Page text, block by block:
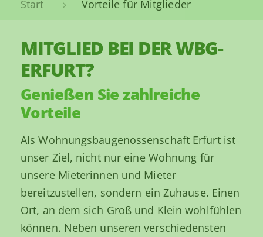
Vorteile für Mitglieder
MITGLIED BEI DER WBG-
ERFURT?
Genießen Sie zahlreiche
Vorteile
Als Wohnungsbaugenossenschaft Erfurt ist
unser Ziel, nicht nur eine Wohnung für
unsere Mieterinnen und Mieter
bereitzustellen, sondern ein Zuhause. Einen
Ort, an dem sich Groß und Klein wohlfühlen
können. Neben unseren verschiedensten